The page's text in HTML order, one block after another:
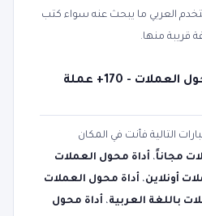
العربي ما يبحث عنه سواء كتب
قريبة منها.
بحثات شائعة حول محول العملات - 170+ عملة
التالية فأنت في المكان
مجاناً، أداة محول العملات
أونلاين، أداة محول العملات
باللغة العربية، أداة محول